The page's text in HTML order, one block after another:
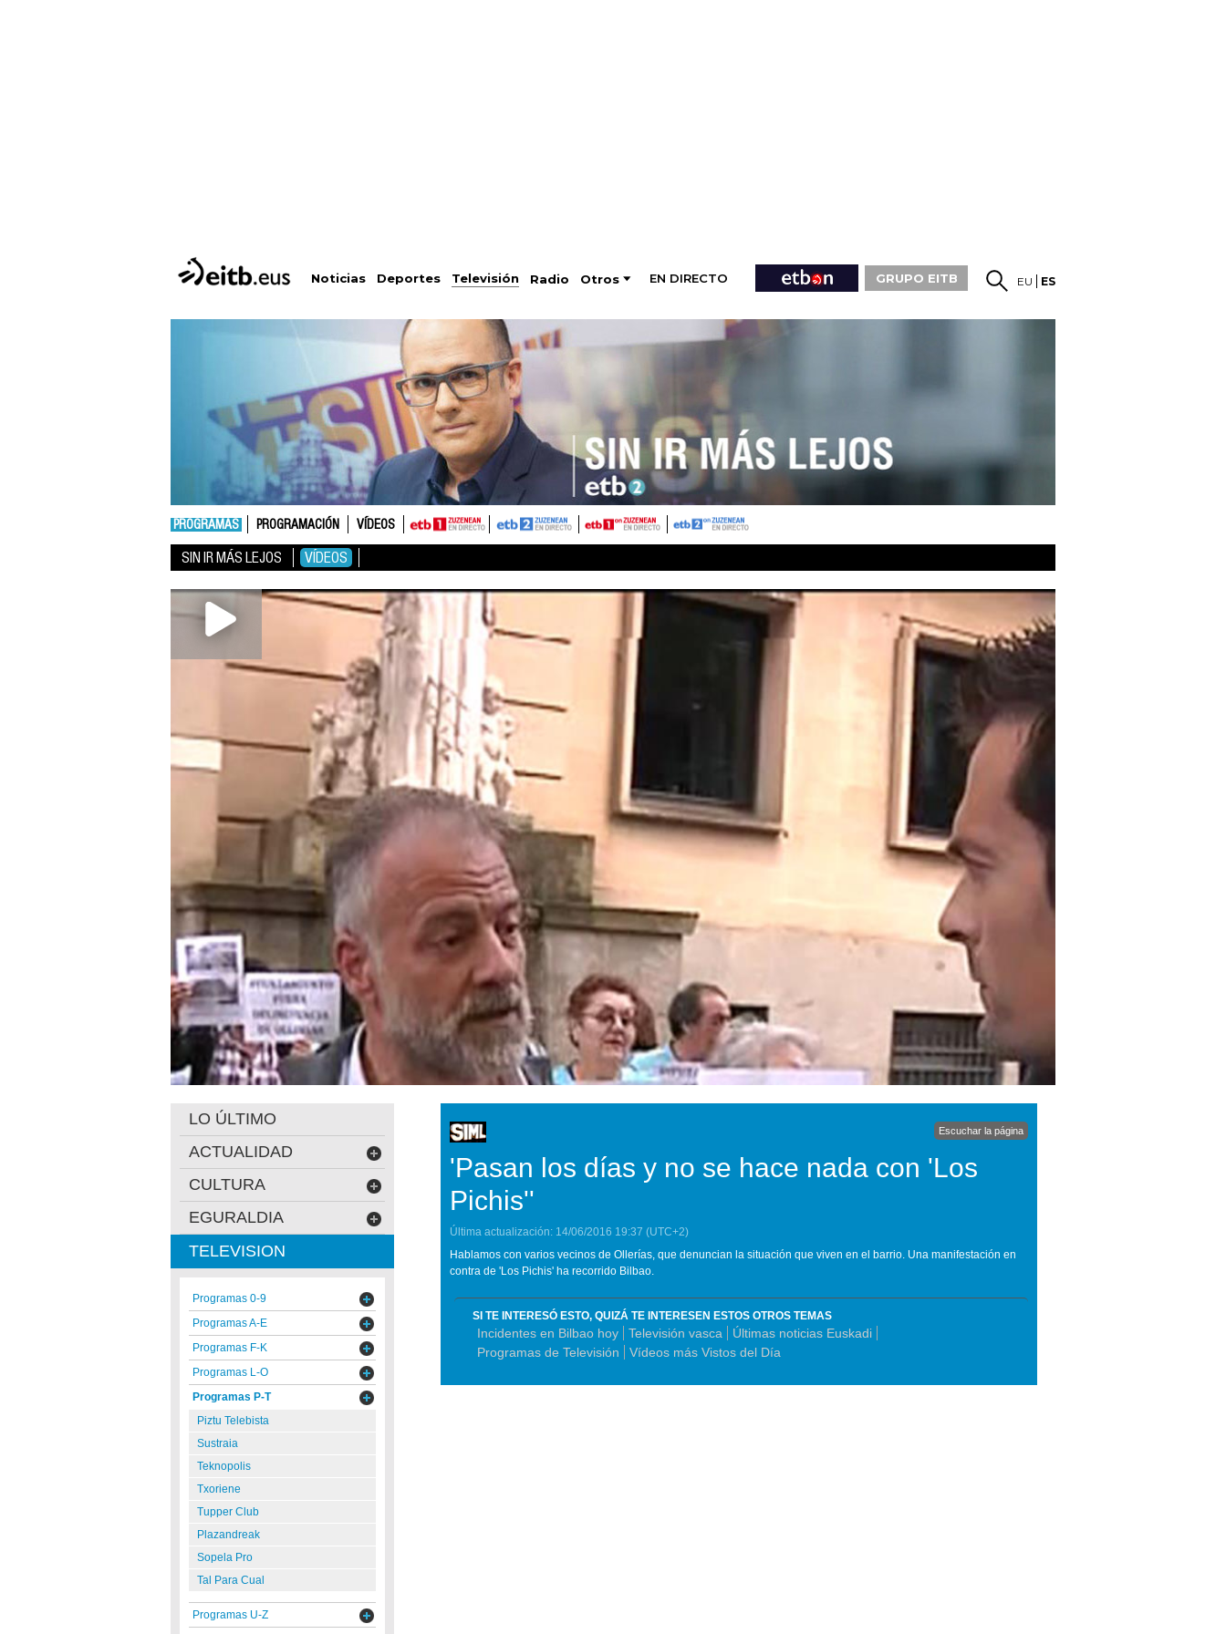
Noticias Deportes Televisión Radio Otros EN DIRECTO GRUPO EITB EU ES
PROGRAMAS PROGRAMACIÓN VÍDEOS
SIN IR MÁS LEJOS VÍDEOS
Escuchar la página
'Pasan los días y no se hace nada con 'Los
Pichis''
Última actualización: 14/06/2016 19:37 (UTC+2)
Hablamos con varios vecinos de Ollerías, que denuncian la situación que viven en el barrio. Una manifestación en
contra de 'Los Pichis' ha recorrido Bilbao.
SI TE INTERESÓ ESTO, QUIZÁ TE INTERESEN ESTOS OTROS TEMAS
Incidentes en Bilbao hoy Televisión vasca
Últimas noticias Euskadi
Programas de Televisión
Vídeos más Vistos del Día
LO ÚLTIMO
ACTUALIDAD
CULTURA
EGURALDIA
TELEVISION
Programas 0-9
Programas A-E
Programas F-K
Programas L-O
Programas P-T
Piztu Telebista
Sustraia
Teknopolis
Txoriene
Tupper Club
Plazandreak
Sopela Pro
Tal Para Cual
Programas U-Z